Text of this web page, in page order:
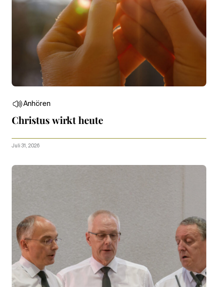
Anhören
Christus wirkt heute
Juli 31, 2026